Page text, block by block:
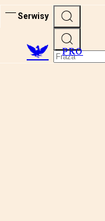
Serwisy
PRO